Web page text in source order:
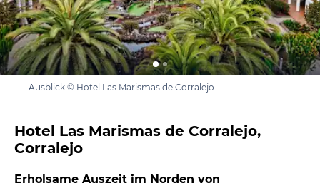
Ausblick © Hotel Las Marismas de Corralejo
Hotel Las Marismas de Corralejo,
Corralejo
Erholsame Auszeit im Norden von